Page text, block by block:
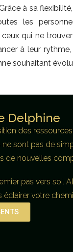
à sa
les
qui ne
à leur
souhaitant
Delphine
des
sont pas de
de nouvelles
pas vers
éclairer votre